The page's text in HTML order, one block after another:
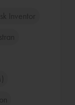
Inventor